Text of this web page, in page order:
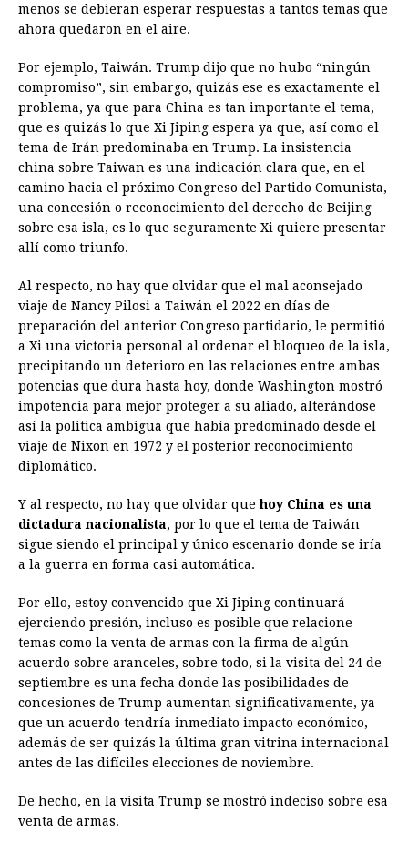
menos se debieran esperar respuestas a tantos temas que
ahora quedaron en el aire.
Por ejemplo, Taiwán. Trump dijo que no hubo “ningún
compromiso”, sin embargo, quizás ese es exactamente el
problema, ya que para China es tan importante el tema,
que es quizás lo que Xi Jiping espera ya que, así como el
tema de Irán predominaba en Trump. La insistencia
china sobre Taiwan es una indicación clara que, en el
camino hacia el próximo Congreso del Partido Comunista,
una concesión o reconocimiento del derecho de Beijing
sobre esa isla, es lo que seguramente Xi quiere presentar
allí como triunfo.
Al respecto, no hay que olvidar que el mal aconsejado
viaje de Nancy Pilosi a Taiwán el 2022 en días de
preparación del anterior Congreso partidario, le permitió
a Xi una victoria personal al ordenar el bloqueo de la isla,
precipitando un deterioro en las relaciones entre ambas
potencias que dura hasta hoy, donde Washington mostró
impotencia para mejor proteger a su aliado, alterándose
así la politica ambigua que había predominado desde el
viaje de Nixon en 1972 y el posterior reconocimiento
diplomático.
Y al respecto, no hay que olvidar quehoy China es una
dictadura nacionalista, por lo que el tema de Taiwán
sigue siendo el principal y único escenario donde se iría
a la guerra en forma casi automática.
Por ello, estoy convencido que Xi Jiping continuará
ejerciendo presión, incluso es posible que relacione
temas como la venta de armas con la firma de algún
acuerdo sobre aranceles, sobre todo, si la visita del 24 de
septiembre es una fecha donde las posibilidades de
concesiones de Trump aumentan significativamente, ya
que un acuerdo tendría inmediato impacto económico,
además de ser quizás la última gran vitrina internacional
antes de las difíciles elecciones de noviembre.
De hecho, en la visita Trump se mostró indeciso sobre esa
venta de armas.